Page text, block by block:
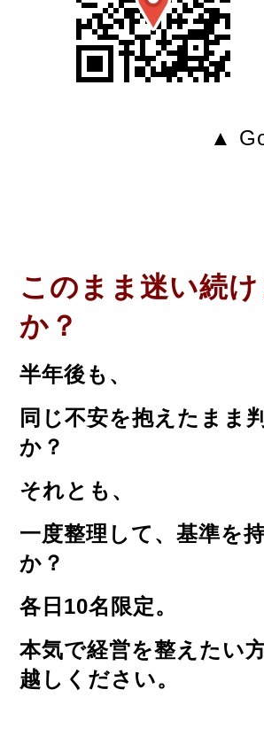
▲
このまま迷い続
か？
半年後も、
同じ不安を抱えたまま
か？
それとも、
一度整理して、基準を
か？
各日10名限定。
本気で経営を整えたい
越しください。